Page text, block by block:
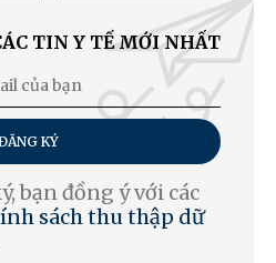
TIN Y TẾ MỚI NHẤT
KÝ
bạn đồng ý với các
sách thu thập dữ